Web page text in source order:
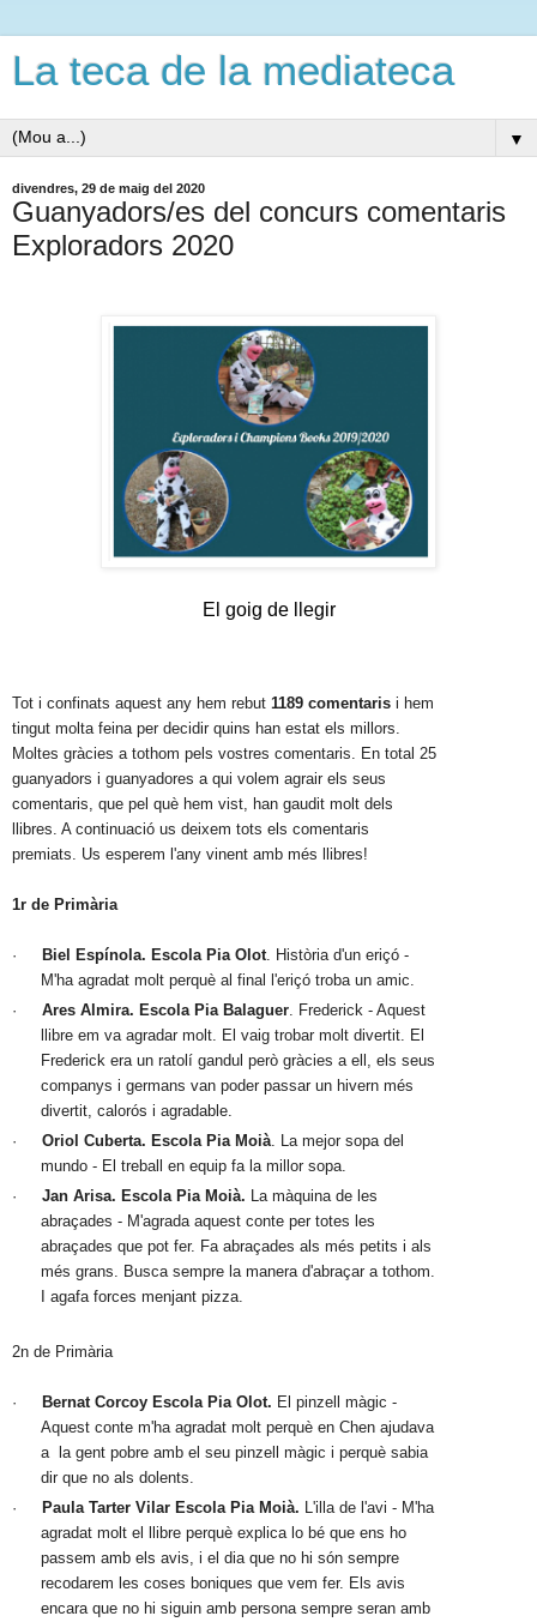
La teca de la mediateca
▼
divendres, 29 de maig del 2020
Guanyadors/es del concurs comentaris
Exploradors 2020
El goig de llegir
Tot i confinats aquest any hem rebut 1189 comentaris i hem
tingut molta feina per decidir quins han estat els millors.
Moltes gràcies a tothom pels vostres comentaris. En total 25
guanyadors i guanyadores a qui volem agrair els seus
comentaris, que pel què hem vist, han gaudit molt dels
llibres. A continuació us deixem tots els comentaris
premiats. Us esperem l'any vinent amb més llibres!
1r de Primària
· Biel Espínola. Escola Pia Olot . Història d'un eriçó -
M'ha agradat molt perquè al final l'eriçó troba un amic.
·
Ares Almira. Escola Pia Balaguer . Frederick - Aquest
llibre em va agradar molt. El vaig trobar molt divertit. El
Frederick era un ratolí gandul però gràcies a ell, els seus
companys i germans van poder passar un hivern més
divertit, calorós i agradable.
·
Oriol Cuberta. Escola Pia Moià . La mejor sopa del
mundo - El treball en equip fa la millor sopa.
·
Jan Arisa. Escola Pia Moià. La màquina de les
abraçades - M'agrada aquest conte per totes les
abraçades que pot fer. Fa abraçades als més petits i als
més grans. Busca sempre la manera d'abraçar a tothom.
I agafa forces menjant pizza.
2n de Primària
· Bernat Corcoy Escola Pia Olot. El pinzell màgic -
Aquest conte m'ha agradat molt perquè en Chen ajudava
a  la gent pobre amb el seu pinzell màgic i perquè sabia
dir que no als dolents.
·
Paula Tarter Vilar Escola Pia Moià. L'illa de l'avi - M'ha
agradat molt el llibre perquè explica lo bé que ens ho
passem amb els avis, i el dia que no hi són sempre
recodarem les coses boniques que vem fer. Els avis
encara que no hi siguin amb persona sempre seran amb